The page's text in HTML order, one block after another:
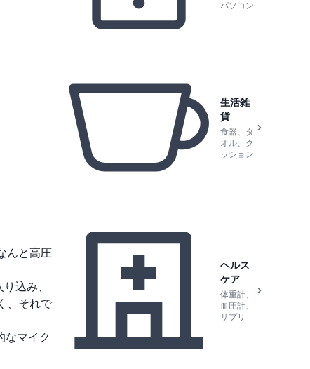
んと高圧
込み、
、それで
なマイク
パソコン
生活雑
貨
食器、タ
オル、ク
ッション
ヘルス
ケア
体重計、
血圧計、
サプリ